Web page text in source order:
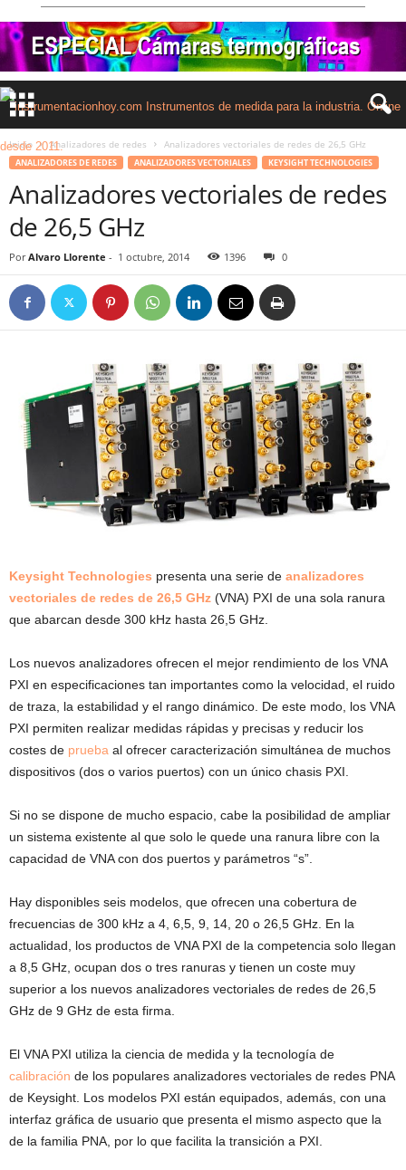
Inicio Analizadores de redes Analizadores vectoriales de redes de 26,5 GHz
ANALIZADORES DE REDES ANALIZADORES VECTORIALES KEYSIGHT TECHNOLOGIES
Analizadores vectoriales de redes
de 26,5 GHz
Por Alvaro Llorente - 1 octubre, 2014 1396 0
Keysight Technologies presenta una serie de analizadores
vectoriales de redes de 26,5 GHz (VNA) PXI de una sola ranura
que abarcan desde 300 kHz hasta 26,5 GHz.
Los nuevos analizadores ofrecen el mejor rendimiento de los VNA
PXI en especificaciones tan importantes como la velocidad, el ruido
de traza, la estabilidad y el rango dinámico. De este modo, los VNA
PXI permiten realizar medidas rápidas y precisas y reducir los
costes de prueba al ofrecer caracterización simultánea de muchos
dispositivos (dos o varios puertos) con un único chasis PXI.
Si no se dispone de mucho espacio, cabe la posibilidad de ampliar
un sistema existente al que solo le quede una ranura libre con la
capacidad de VNA con dos puertos y parámetros “s”.
Hay disponibles seis modelos, que ofrecen una cobertura de
frecuencias de 300 kHz a 4, 6,5, 9, 14, 20 o 26,5 GHz. En la
actualidad, los productos de VNA PXI de la competencia solo llegan
a 8,5 GHz, ocupan dos o tres ranuras y tienen un coste muy
superior a los nuevos analizadores vectoriales de redes de 26,5
GHz de 9 GHz de esta firma.
El VNA PXI utiliza la ciencia de medida y la tecnología de
calibración de los populares analizadores vectoriales de redes PNA
de Keysight. Los modelos PXI están equipados, además, con una
interfaz gráfica de usuario que presenta el mismo aspecto que la
de la familia PNA, por lo que facilita la transición a PXI.